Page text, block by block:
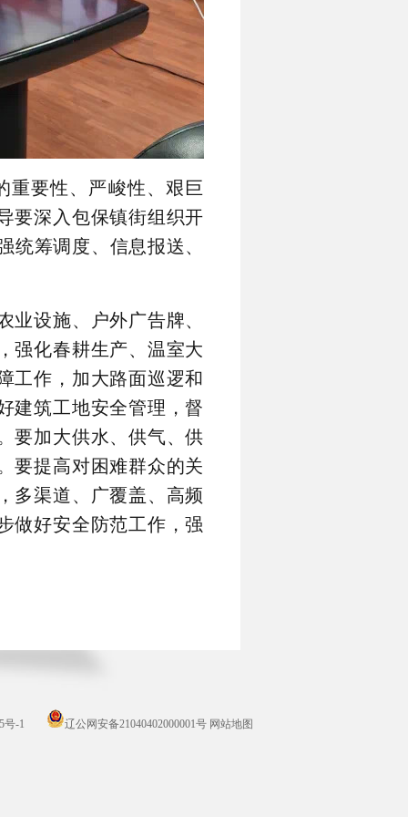
重要性、严峻性、艰巨
要深入包保镇街组织开
筹调度、信息报送、
设施、户外广告牌、
强化春耕生产、温室大
工作，加大路面巡逻和
建筑工地安全管理，督
要加大供水、供气、供
要提高对困难群众的关
多渠道、广覆盖、高频
做好安全防范工作，强
号-1 辽公网安备21040402000001号 网站地图